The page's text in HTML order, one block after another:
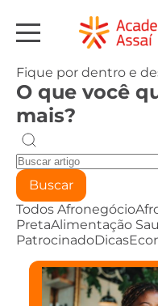
Fique por dentro e
O que você
mais?
Buscar
Todos Afronegócio
PretaAlimentação
PatrocinadoDicas